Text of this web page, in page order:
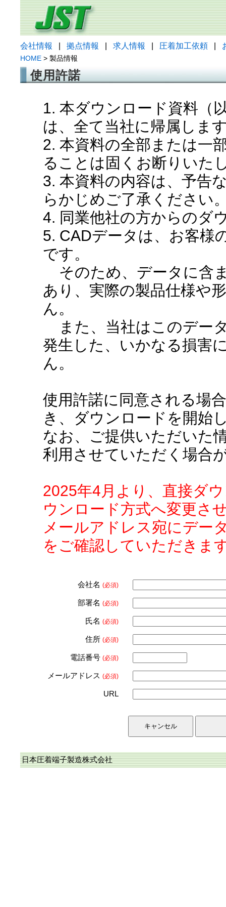
会社情報 拠点情報 求人情報 圧着加工依頼
HOME > 製品情報
使用許諾
1. 本ダウンロード資料（
は、全て当社に帰属しま
2. 本資料の全部または一
ることは固くお断りいた
3. 本資料の内容は、予告
らかじめご了承ください
4. 同業他社の方からのダ
5. CADデータは、お客様
です。
そのため、データに含
あり、実際の製品仕様や
ん。
また、当社はこのデー
発生した、いかなる損害
ん。
使用許諾に同意される場
き、ダウンロードを開始
なお、ご提供いただいた
利用させていただく場合
2025年4月より、直接ダ
ウンロード方式へ変更さ
メールアドレス宛にデー
をご確認していただきま
会社名 (必須)
部署名 (必須)
氏名 (必須)
住所 (必須)
電話番号 (必須)
メールアドレス (必須)
URL
日本圧着端子製造株式会社